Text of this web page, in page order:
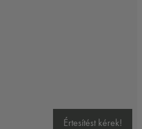
Értesítést kérek!